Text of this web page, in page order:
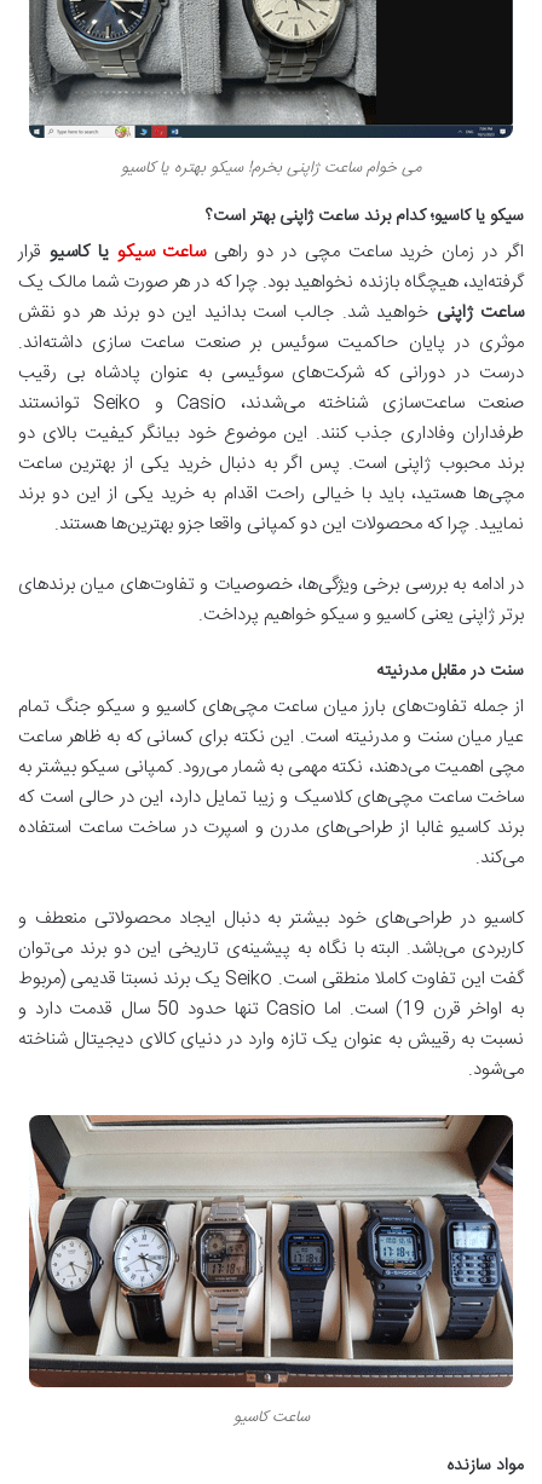
می خوام ساعت ژاپنی بخرم! سیکو بهتره یا کاسیو
سیکو یا کاسیو؛ کدام برند ساعت ژاپنی بهتر است؟
اگر در زمان خرید ساعت مچی در دو راهیساعت سیکو یا کاسیو قرار
گرفته‌اید، هیچگاه بازنده نخواهید بود. چرا که در هر صورت شما مالک یک
ساعت ژاپنی خواهید شد. جالب است بدانید این دو برند هر دو نقش
موثری در پایان حاکمیت سوئیس بر صنعت ساعت سازی داشته‌اند.
درست در دورانی که شرکت‌های سوئیسی به عنوان پادشاه بی رقیب
صنعت ساعت‌سازی شناخته می‌شدند، Casio و Seiko توانستند
طرفداران وفاداری جذب کنند. این موضوع خود بیانگر کیفیت بالای دو
برند محبوب ژاپنی است. پس اگر به دنبال خرید یکی از بهترین ساعت
مچی‌ها هستید، باید با خیالی راحت اقدام به خرید یکی از این دو برند
نمایید. چرا که محصولات این دو کمپانی واقعا جزو بهترین‌ها هستند.
در ادامه به بررسی برخی ویژگی‌ها، خصوصیات و تفاوت‌های میان برندهای
برتر ژاپنی یعنی کاسیو و سیکو خواهیم پرداخت.
سنت در مقابل مدرنیته
از جمله تفاوت‌های بارز میان ساعت مچی‌های کاسیو و سیکو جنگ تمام
عیار میان سنت و مدرنیته است. این نکته برای کسانی که به ظاهر ساعت
مچی اهمیت می‌دهند، نکته مهمی به شمار می‌رود. کمپانی سیکو بیشتر به
ساخت ساعت مچی‌های کلاسیک و زیبا تمایل دارد، این در حالی است که
برند کاسیو غالبا از طراحی‌های مدرن و اسپرت در ساخت ساعت استفاده
می‌کند.
کاسیو در طراحی‌های خود بیشتر به دنبال ایجاد محصولاتی منعطف و
کاربردی می‌باشد. البته با نگاه به پیشینه‌ی تاریخی این دو برند می‌توان
گفت این تفاوت کاملا منطقی است. Seiko یک برند نسبتا قدیمی (مربوط
به اواخر قرن 19) است. اما Casio تنها حدود 50 سال قدمت دارد و
نسبت به رقیبش به عنوان یک تازه وارد در دنیای کالای دیجیتال شناخته
می‌شود.
ساعت کاسیو
مواد سازنده